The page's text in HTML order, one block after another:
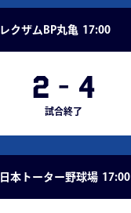
レクザムBP丸亀 17:00
2 - 4
試合終了
日本トーター野球場 17:00